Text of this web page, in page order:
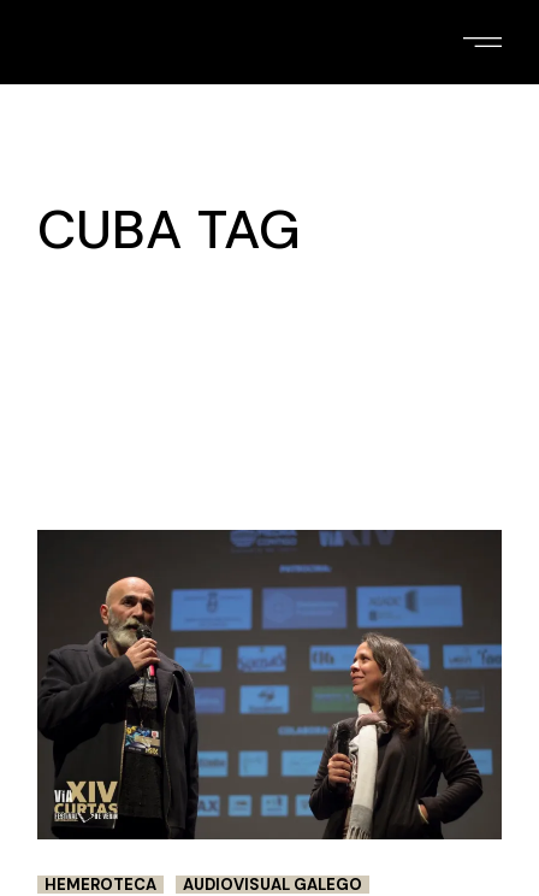
CUBA TAG
HEMEROTECA
AUDIOVISUAL GALEGO